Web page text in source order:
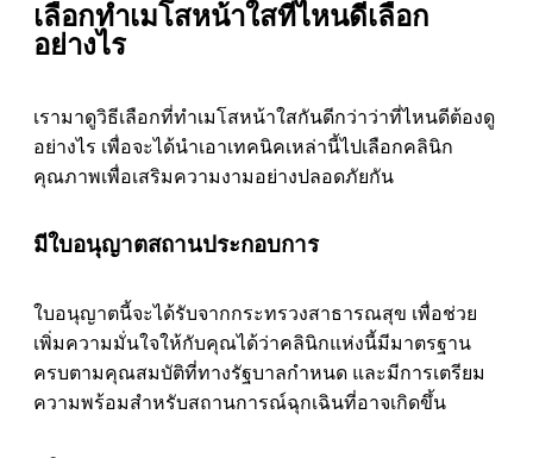
เลือกทำเมโสหน้าใสที่ไหนดีเลือก
อย่างไร
เรามาดูวิธีเลือกที่ทำเมโสหน้าใสกันดีกว่าว่าที่ไหนดีต้องดู
อย่างไร เพื่อจะได้นำเอาเทคนิคเหล่านี้ไปเลือกคลินิก
คุณภาพเพื่อเสริมความงามอย่างปลอดภัยกัน
มีใบอนุญาตสถานประกอบการ
ใบอนุญาตนี้จะได้รับจากกระทรวงสาธารณสุข เพื่อช่วย
เพิ่มความมั่นใจให้กับคุณได้ว่าคลินิกแห่งนี้มีมาตรฐาน
ครบตามคุณสมบัติที่ทางรัฐบาลกำหนด และมีการเตรียม
ความพร้อมสำหรับสถานการณ์ฉุกเฉินที่อาจเกิดขึ้น